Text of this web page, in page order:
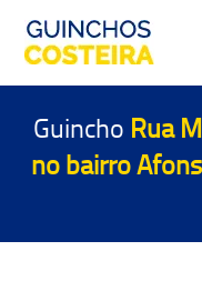
Guincho Rua
no bairro